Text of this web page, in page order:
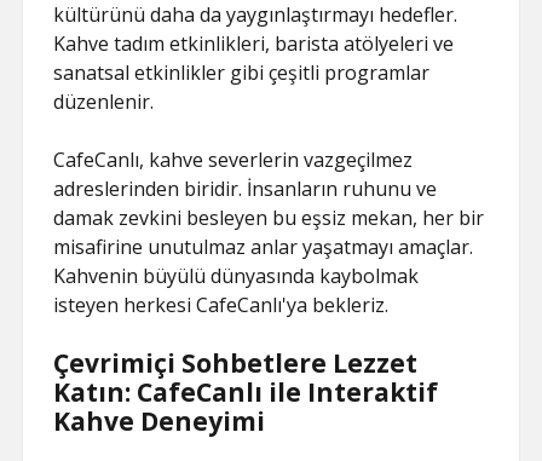
kültürünü daha da yaygınlaştırmayı hedefler.
Kahve tadım etkinlikleri, barista atölyeleri ve
sanatsal etkinlikler gibi çeşitli programlar
düzenlenir.
CafeCanlı, kahve severlerin vazgeçilmez
adreslerinden biridir. İnsanların ruhunu ve
damak zevkini besleyen bu eşsiz mekan, her bir
misafirine unutulmaz anlar yaşatmayı amaçlar.
Kahvenin büyülü dünyasında kaybolmak
isteyen herkesi CafeCanlı'ya bekleriz.
Çevrimiçi Sohbetlere Lezzet
Katın: CafeCanlı ile Interaktif
Kahve Deneyimi